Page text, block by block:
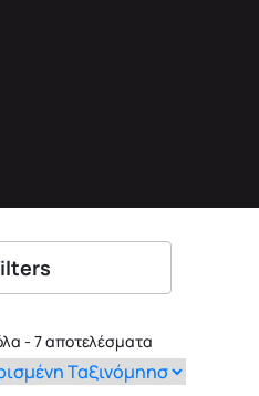
- 7 αποτελέσματα